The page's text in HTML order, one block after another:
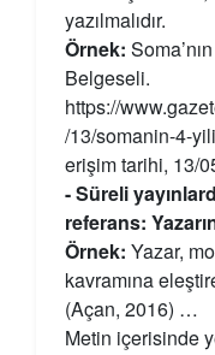
yazılmalıdır.
Örnek:
Belgeseli.
https://
/13/somanin-4-
erişim tarihi, 13/
- Süreli
referans:
Örnek: Yazar,
kavramına
(Açan, 2016) …
Metin içerisinde